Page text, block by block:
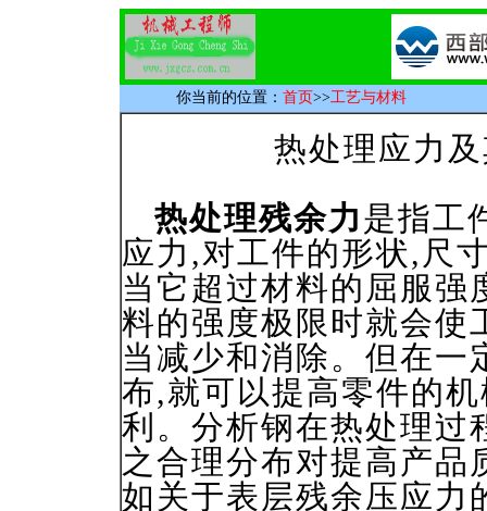
你当前的位置： 首页>>工艺与材料
热处理应力及
热处理残余力是指工
应力,对工件的形状,尺
当它超过材料的屈服强
料的强度极限时就会使
当减少和消除。但在一
布,就可以提高零件的
利。分析钢在热处理过
之合理分布对提高产品
如关于表层残余压应力